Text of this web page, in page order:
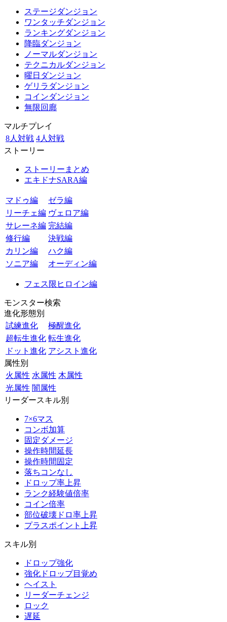
ステージダンジョン
ワンタッチダンジョン
ランキングダンジョン
降臨ダンジョン
ノーマルダンジョン
テクニカルダンジョン
曜日ダンジョン
ゲリラダンジョン
コインダンジョン
無限回廊
マルチプレイ
8人対戦 4人対戦
ストーリー
ストーリーまとめ
エキドナSARA編
マドゥ編
ゼラ編
リーチェ編 ヴェロア編
サレーネ編 完結編
修行編
決戦編
カリン編
ハク編
ソニア編
オーディン編
フェス限ヒロイン編
モンスター検索
進化形態別
試練進化
極醒進化
超転生進化 転生進化
ドット進化 アシスト進化
属性別
火属性 水属性 木属性
光属性 闇属性
リーダースキル別
7×6マス
コンボ加算
固定ダメージ
操作時間延長
操作時間固定
落ちコンなし
ドロップ率上昇
ランク経験値倍率
コイン倍率
部位破壊ドロ率上昇
プラスポイント上昇
スキル別
ドロップ強化
強化ドロップ目覚め
ヘイスト
リーダーチェンジ
ロック
遅延